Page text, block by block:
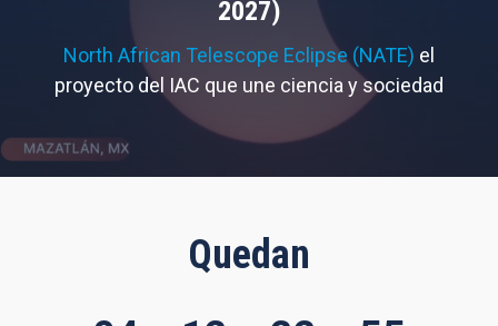
2027)
North African Telescope Eclipse (NATE) el
proyecto del IAC que une ciencia y sociedad
Quedan